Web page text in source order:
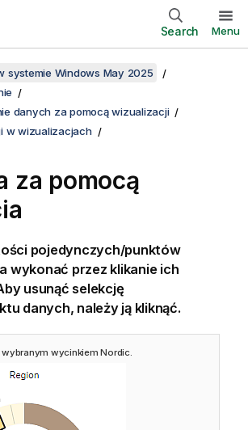
Search Menu
systemie Windows May 2025
danych za pomocą wizualizacji
w wizualizacjach
za pomocą
pojedynczych/punktów
wykonać przez klikanie ich
usunąć selekcję
danych, należy ją kliknąć.
wybranym wycinkiemNordic.